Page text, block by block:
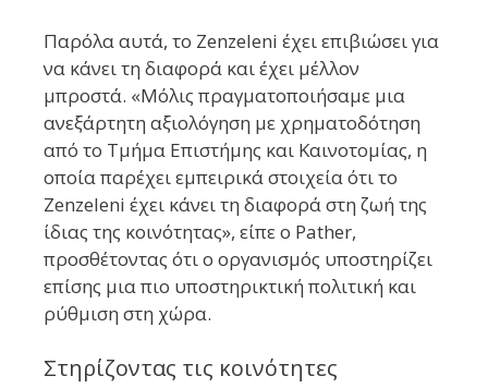
Παρόλα αυτά, το Zenzeleni έχει επιβιώσει για
να κάνει τη διαφορά και έχει μέλλον
μπροστά. «Μόλις πραγματοποιήσαμε μια
ανεξάρτητη αξιολόγηση με χρηματοδότηση
από το Τμήμα Επιστήμης και Καινοτομίας, η
οποία παρέχει εμπειρικά στοιχεία ότι το
Zenzeleni έχει κάνει τη διαφορά στη ζωή της
ίδιας της κοινότητας», είπε ο Pather,
προσθέτοντας ότι ο οργανισμός υποστηρίζει
επίσης μια πιο υποστηρικτική πολιτική και
ρύθμιση στη χώρα.
Στηρίζοντας τις κοινότητες